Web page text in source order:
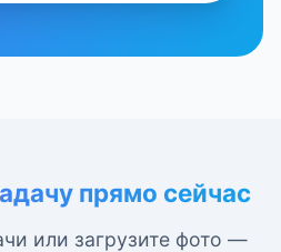
прямо сейчас
или загрузите фото —